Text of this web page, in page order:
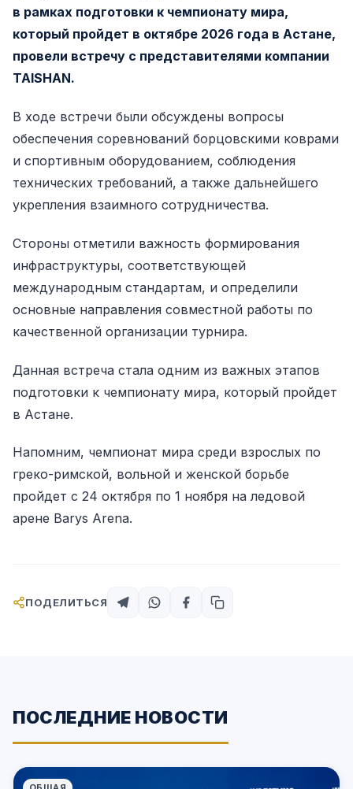
в рамках подготовки к чемпионату мира,
который пройдет в октябре 2026 года в Астане,
провели встречу с представителями компании
TAISHAN.
В ходе встречи были обсуждены вопросы
обеспечения соревнований борцовскими коврами
и спортивным оборудованием, соблюдения
технических требований, а также дальнейшего
укрепления взаимного сотрудничества.
Стороны отметили важность формирования
инфраструктуры, соответствующей
международным стандартам, и определили
основные направления совместной работы по
качественной организации турнира.
Данная встреча стала одним из важных этапов
подготовки к чемпионату мира, который пройдет
в Астане.
Напомним, чемпионат мира среди взрослых по
греко-римской, вольной и женской борьбе
пройдет с 24 октября по 1 ноября на ледовой
арене Barys Arena.
ПОДЕЛИТЬСЯ
ПОСЛЕДНИЕ НОВОСТИ